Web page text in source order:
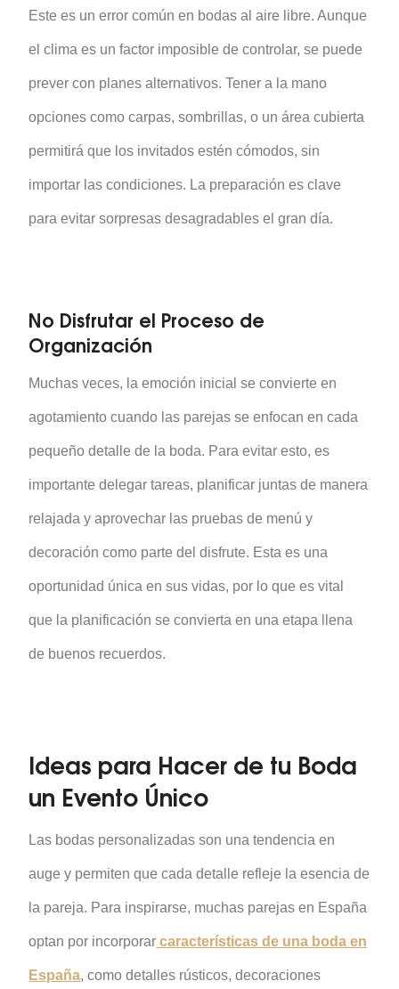
Este es un error común en bodas al aire libre. Aunque
el clima es un factor imposible de controlar, se puede
prever con planes alternativos. Tener a la mano
opciones como carpas, sombrillas, o un área cubierta
permitirá que los invitados estén cómodos, sin
importar las condiciones. La preparación es clave
para evitar sorpresas desagradables el gran día.
No Disfrutar el Proceso de
Organización
Muchas veces, la emoción inicial se convierte en
agotamiento cuando las parejas se enfocan en cada
pequeño detalle de la boda. Para evitar esto, es
importante delegar tareas, planificar juntas de manera
relajada y aprovechar las pruebas de menú y
decoración como parte del disfrute. Esta es una
oportunidad única en sus vidas, por lo que es vital
que la planificación se convierta en una etapa llena
de buenos recuerdos.
Ideas para Hacer de tu Boda
un Evento Único
Las bodas personalizadas son una tendencia en
auge y permiten que cada detalle refleje la esencia de
la pareja. Para inspirarse, muchas parejas en España
optan por incorporar características de una boda en
España, como detalles rústicos, decoraciones